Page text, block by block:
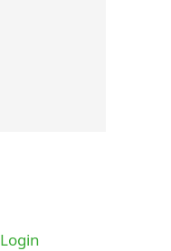
Login